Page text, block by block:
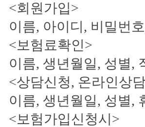
<회원가입>
이름, 아이디, 비밀번
<보험료확인>
이름, 생년월일, 성별,
<상담신청, 온라인상
이름, 생년월일, 성별,
<보험가입신청시>